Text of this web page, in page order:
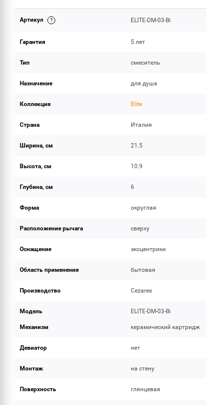
ОБЪЕМ ПОСТАВКИ
Артикул ELITE-DM-03-Bi
Гарантия 5 лет
Тип смеситель
Назначение для душа
Коллекция Elite
Страна Италия
Ширина, см 21.5
Высота, см 10.9
Глубина, см 6
Форма округлая
Расположение рычага сверху
Оснащение эксцентрики
Область применения бытовая
Производство Cezares
Модель ELITE-DM-03-Bi
Механизм керамический картридж
Девиатор нет
Монтаж на стену
Поверхность глянцевая